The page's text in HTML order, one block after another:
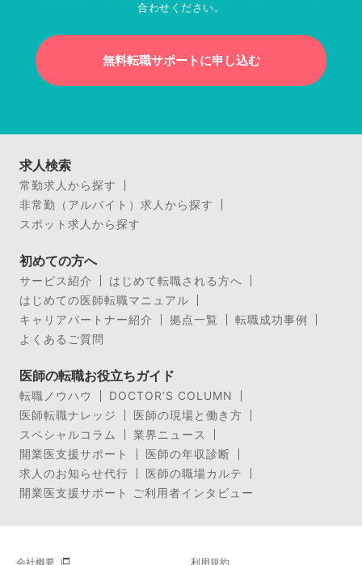
合わせください。
無料転職サポートに申し込む
求人検索
常勤求人から探す
非常勤（アルバイト）求人から探す
スポット求人から探す
初めての方へ
サービス紹介
はじめて転職される方へ
はじめての医師転職マニュアル
キャリアパートナー紹介
拠点一覧
転職成功事例
よくあるご質問
医師の転職お役立ちガイド
転職ノウハウ
DOCTOR’S COLUMN
医師転職ナレッジ
医師の現場と働き方
スペシャルコラム
業界ニュース
開業医支援サポート
医師の年収診断
求人のお知らせ代行
医師の職場カルテ
開業医支援サポート ご利用者インタビュー
会社概要 利用規約